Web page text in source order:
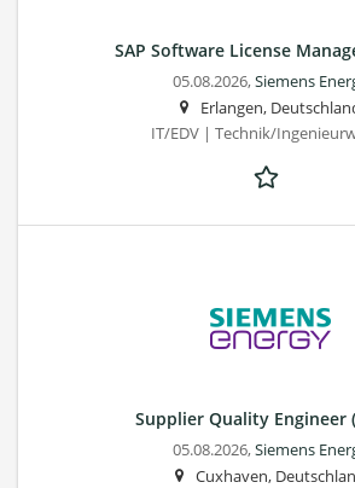
SAP Software License
05.08.2026,Siemens
Erlangen,
IT/EDV | Technik/
Supplier Quality Engineer
05.08.2026,Siemens
Cuxhaven,